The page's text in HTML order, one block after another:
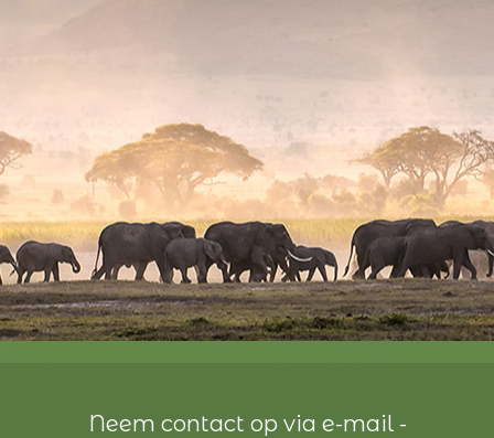
Neem contact op via e-mail -